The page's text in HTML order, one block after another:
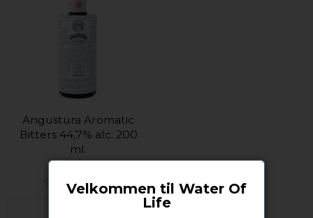
Angustura Aromatic
Bitters 44,7% alc. 200
ml.
Velkommen til Water Of
Life